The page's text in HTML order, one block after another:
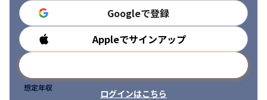
Googleで登録
Appleでサインアップ
ログインはこちら
勤務時間
想定年収